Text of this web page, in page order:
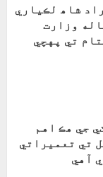
شاھ لڪياري
وزارت
تي پهچي
جي هڪ اهم
تي تعميراتي
آهي